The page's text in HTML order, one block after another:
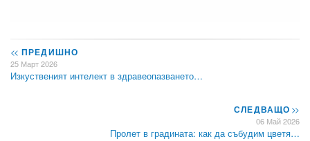
<< ПРЕДИШНО
25 Март 2026
Изкуственият интелект в здравеопазването…
СЛЕДВАЩО>>
06 Май 2026
Пролет в градината: как да събудим цветя…